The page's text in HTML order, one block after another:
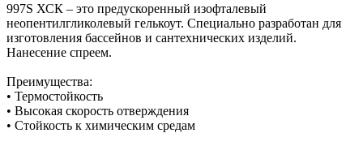
997S ХСК – это предускоренный изофталевый
неопентилгликолевый гелькоут. Специально разработан для
изготовления бассейнов и сантехнических изделий.
Нанесение спреем.
Преимущества:
• Термостойкость
• Высокая скорость отверждения
• Стойкость к химическим средам